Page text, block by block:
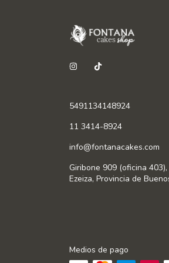
5491134148924
11 3414-8924
info@fontanacakes.com
Giribone 909 (oficina
Ezeiza, Provincia de
Medios de pago